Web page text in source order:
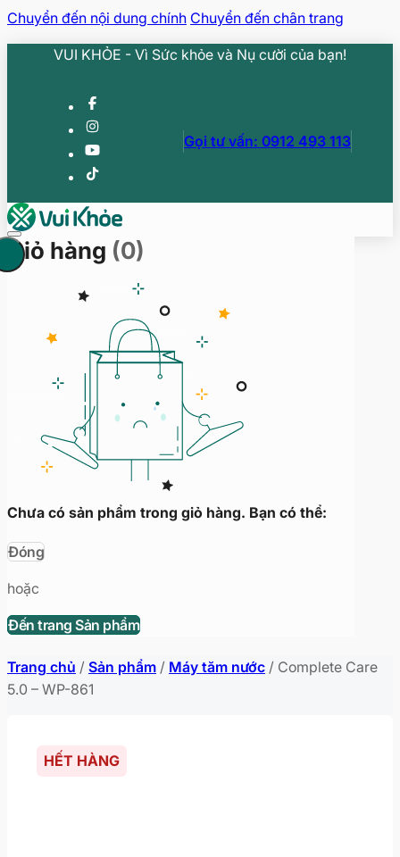
Chuyển đến nội dung chính Chuyển đến chân trang
VUI KHỎE - Vì Sức khỏe và Nụ cười của bạn!
Gọi tư vấn: 0912 493 113
Giỏ hàng (0)
Chưa có sản phẩm trong giỏ hàng. Bạn có thể:
Đóng
hoặc
Đến trang Sản phẩm
Trang chủ / Sản phẩm / Máy tăm nước / Complete Care
5.0 – WP-861
HẾT HÀNG